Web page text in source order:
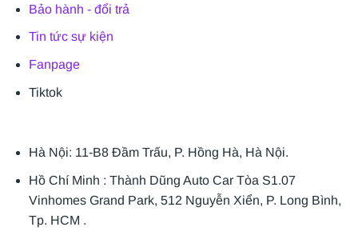
Bảo hành - đổi trả
Tin tức sự kiện
Fanpage
Tiktok
Hà Nội: 11-B8 Đầm Trấu, P. Hồng Hà, Hà Nội.
Hồ Chí Minh : Thành Dũng Auto Car Tòa S1.07
Vinhomes Grand Park, 512 Nguyễn Xiển, P. Long Bình,
Tp. HCM .